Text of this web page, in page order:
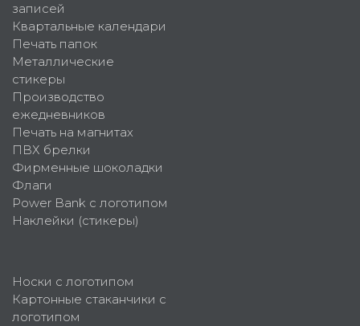
записей
Квартальные календари
Печать папок
Металлические
стикеры
Производство
ежедневников
Печать на магнитах
ПВХ брелки
Фирменные шоколадки
Флаги
Power Bank с логотипом
Наклейки (стикеры)
Носки с логотипом
Картонные стаканчики с
логотипом